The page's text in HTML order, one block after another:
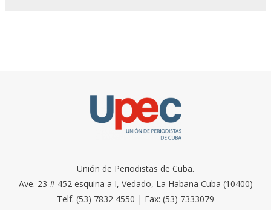
Unión de Periodistas de Cuba.
Ave. 23 # 452 esquina a I, Vedado, La Habana Cuba (10400)
Telf. (53) 7832 4550 | Fax: (53) 7333079